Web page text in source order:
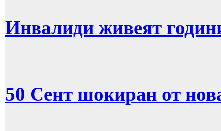
Инвалиди живеят
50 Сент шокиран от